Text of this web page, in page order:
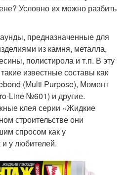
Условно их можно разбить
предназначенные для
из камня, металла,
полистирола и т.п. В эту
известные составы как
(Multi Purpose), Момент
Line №601) и другие.
клея серии «Жидкие
строительстве они
спросом как у
у любителей.